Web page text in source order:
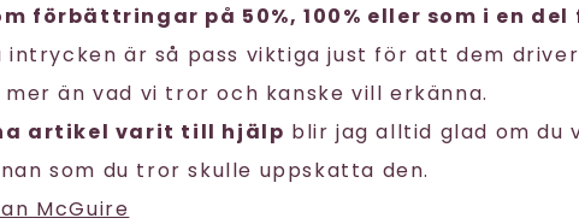
förbättringar på 50%, 100% eller som i en del
intrycken är så pass viktiga just för att dem
än vad vi tror och kanske vill erkänna.
artikel varit till hjälp blir jag alltid glad om du
som du tror skulle uppskatta den.
McGuire